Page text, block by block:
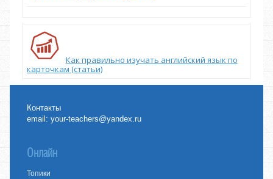
Как правильно изучать английский язык по
карточкам (статьи)
Контакты
email:your-teachers@yandex.ru
Онлайн
Топики